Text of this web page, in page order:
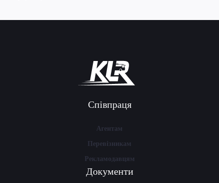
Співпраця
Агентам
Перевізникам
Рекламодавцям
Документи